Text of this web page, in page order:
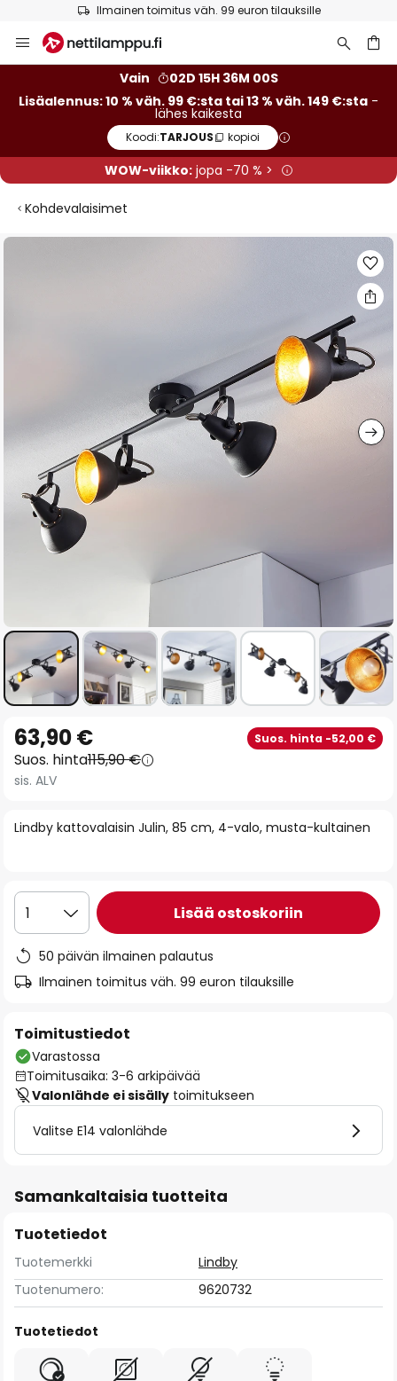
Ilmainen toimitus väh. 99 euron tilauksille
to
Vain
02D 15H 35M 59S
Lisäalennus: 10 % väh. 99 €:sta tai 13 % väh. 149 €:sta -
lähes kaikesta
Koodi:TARJOUS kopioi
WOW-viikko:jopa -70 % >
Kohdevalaisimet
Skip
to
the
beginning
the
Lindby kattovalaisin Julin, 85 cm, 4-valo, musta-kultainen
63,90 € Suos. hinta -52,00 €
Suos. hinta115,90 €
sis. ALV
1 Lisää ostoskoriin
50 päivän ilmainen palautus
Ilmainen toimitus väh. 99 euron tilauksille
Toimitustiedot
Varastossa
Toimitusaika: 3-6 arkipäivää
Valonlähde ei sisälly toimitukseen
Valitse E14 valonlähde
Samankaltaisia tuotteita
Tuotetiedot
Tuotemerkki
Lindby
Tuotenumero:
9620732
Tuotetiedot